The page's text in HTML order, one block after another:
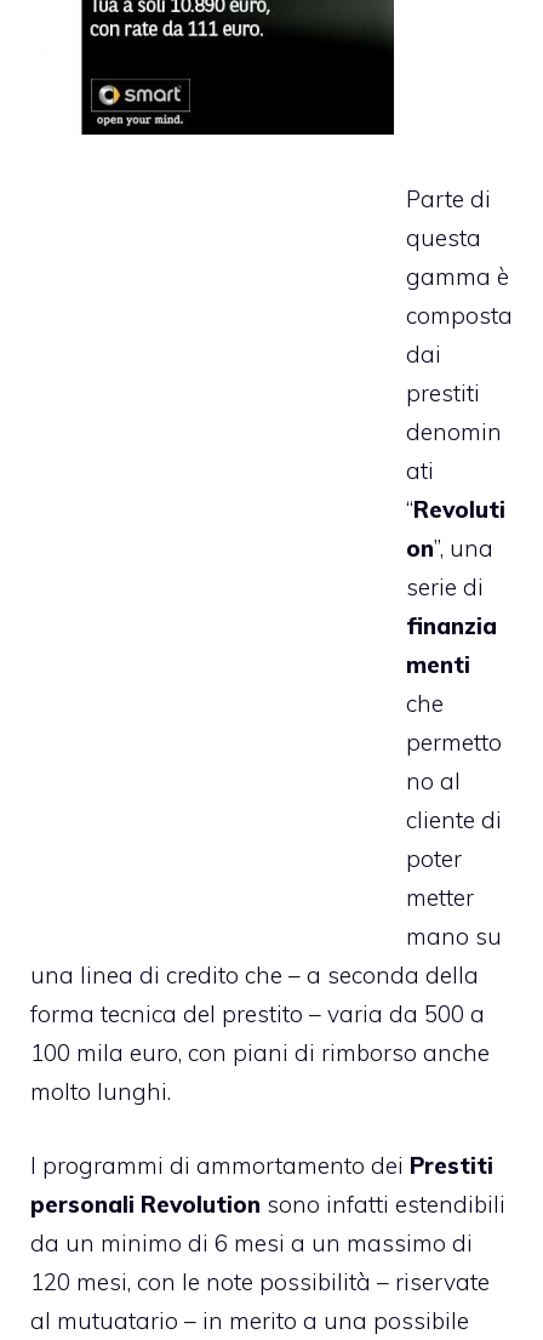
Parte di
questa
gamma è
composta
dai
prestiti
denomin
ati
“Revoluti
on”, una
serie di
finanzia
menti
che
permetto
no al
cliente di
poter
metter
mano su
una linea di credito che – a seconda della
forma tecnica del prestito – varia da 500 a
100 mila euro, con piani di rimborso anche
molto lunghi.
I programmi di ammortamento dei Prestiti
personali Revolution sono infatti estendibili
da un minimo di 6 mesi a un massimo di
120 mesi, con le note possibilità – riservate
al mutuatario – in merito a una possibile